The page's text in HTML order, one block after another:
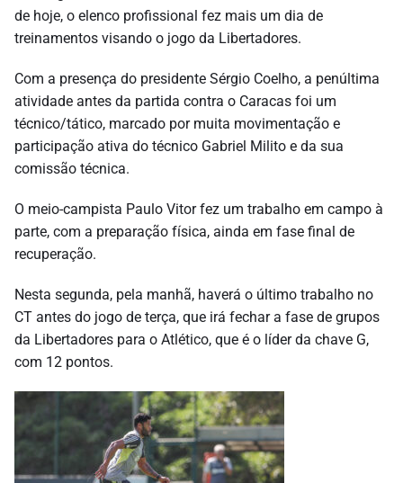
de hoje, o elenco profissional fez mais um dia de
treinamentos visando o jogo da Libertadores.
Com a presença do presidente Sérgio Coelho, a penúltima
atividade antes da partida contra o Caracas foi um
técnico/tático, marcado por muita movimentação e
participação ativa do técnico Gabriel Milito e da sua
comissão técnica.
O meio-campista Paulo Vitor fez um trabalho em campo à
parte, com a preparação física, ainda em fase final de
recuperação.
Nesta segunda, pela manhã, haverá o último trabalho no
CT antes do jogo de terça, que irá fechar a fase de grupos
da Libertadores para o Atlético, que é o líder da chave G,
com 12 pontos.